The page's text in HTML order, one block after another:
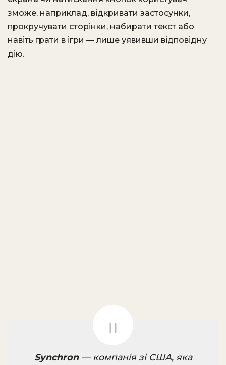
зможе, наприклад, відкривати застосунки,
прокручувати сторінки, набирати текст або
навіть грати в ігри — лише уявивши відповідну
дію.
Synchron— компанія зі США, яка